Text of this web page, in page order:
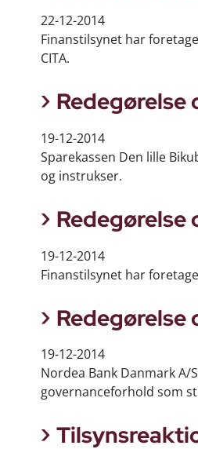
22-12-2014
Finanstilsynet har
CITA.
Redegørelse
19-12-2014
Sparekassen Den lille
og instrukser.
19-12-2014
Finanstilsynet har
Redegørelse
19-12-2014
Nordea Bank Danmark
governanceforhold som